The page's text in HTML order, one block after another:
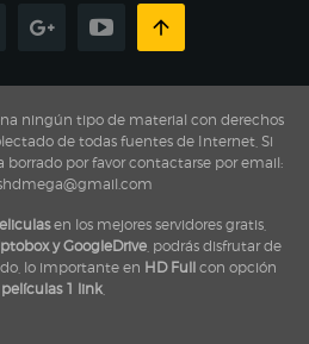
ningún tipo de material con derechos
de todas fuentes de Internet, Si
borrado por favor contactarse por email:
en los mejores servidores gratis,
y GoogleDrive , podrás disfrutar de
lo importante en HD Fullcon opción
películas 1 link,